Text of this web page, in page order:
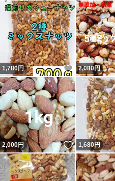
1,780円 いいね！
2,080円
2,000円 いいね！
1,680円